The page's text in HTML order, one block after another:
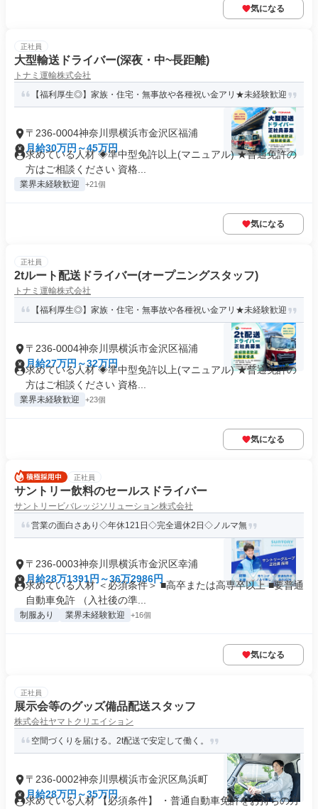
気になる
正社員
大型輸送ドライバー(深夜・中~長距離)
トナミ運輸株式会社
【福利厚生◎】家族・住宅・無事故や各種祝い金アリ★未経験歓迎
〒236-0004神奈川県横浜市金沢区福浦
月給30万円～45万円
求めている人材 ◈準中型免許以上(マニュアル) ★普通免許の
方はご相談ください 資格...
業界未経験歓迎 +21個
気になる
正社員
2tルート配送ドライバー(オープニングスタッフ)
トナミ運輸株式会社
【福利厚生◎】家族・住宅・無事故や各種祝い金アリ★未経験歓迎
〒236-0004神奈川県横浜市金沢区福浦
月給27万円～32万円
求めている人材 ◈準中型免許以上(マニュアル) ★普通免許の
方はご相談ください 資格...
業界未経験歓迎 +23個
気になる
正社員
サントリー飲料のセールスドライバー
サントリービバレッジソリューション株式会社
営業の面白さあり◇年休121日◇完全週休2日◇ノルマ無
〒236-0003神奈川県横浜市金沢区幸浦
月給28万1391円～36万2986円
求めている人材 ＜必須条件＞ ■高卒または高専卒以上 ■要普通
自動車免許 （入社後の準...
制服あり 業界未経験歓迎 +16個
気になる
正社員
展示会等のグッズ備品配送スタッフ
株式会社ヤマトクリエイション
空間づくりを届ける。2t配送で安定して働く。
〒236-0002神奈川県横浜市金沢区鳥浜町
月給28万円～35万円
求めている人材 【必須条件】 ・普通自動車免許をお持ちの方